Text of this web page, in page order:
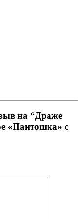
на “Драже
«Пантошка» с